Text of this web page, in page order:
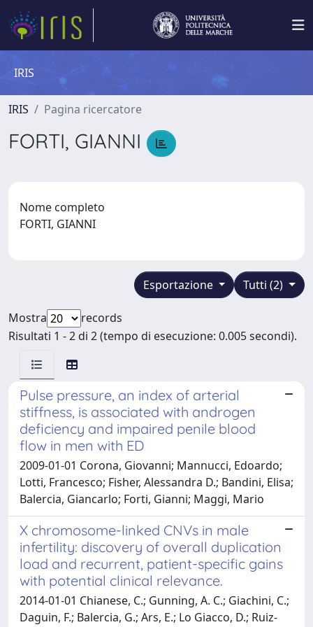
IRIS
IRIS Pagina ricercatore
FORTI, GIANNI
Nome completo
FORTI, GIANNI
Tutti (2)
Esportazione
Mostra
records
Risultati 1 - 2 di 2 (tempo di esecuzione: 0.005 secondi).
Pulse pressure, an index of arterial
stiffness, is associated with androgen
deficiency and impaired penile blood
flow in men with ED
2009-01-01 Corona, Giovanni; Mannucci, Edoardo;
Lotti, Francesco; Fisher, Alessandra D.; Bandini, Elisa;
Balercia, Giancarlo; Forti, Gianni; Maggi, Mario
X chromosome-linked CNVs in male
infertility: discovery of overall duplication
load and recurrent, patient-specific gains
with potential clinical relevance.
2014-01-01 Chianese, C.; Gunning, A. C.; Giachini, C.;
Daguin, F.; Balercia, G.; Ars, E.; Lo Giacco, D.; Ruiz-